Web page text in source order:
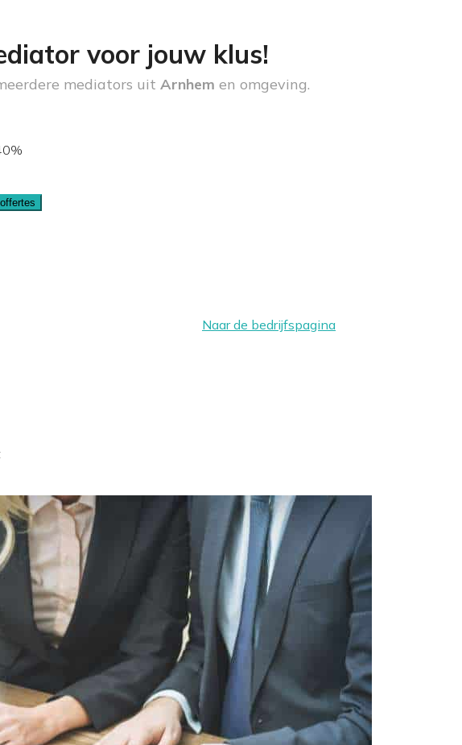
voor jouw klus!
mediators uit Arnhem en omgeving.
Naar de bedrijfspagina